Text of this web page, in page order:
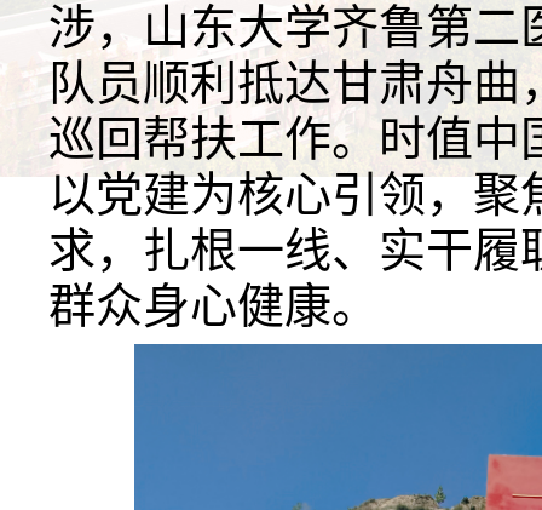
涉，山东大学齐鲁第二
队员顺利抵达甘肃舟曲
巡回帮扶工作。时值
以党建为核心引领，
求，扎根一线、实干履
群众身心健康。